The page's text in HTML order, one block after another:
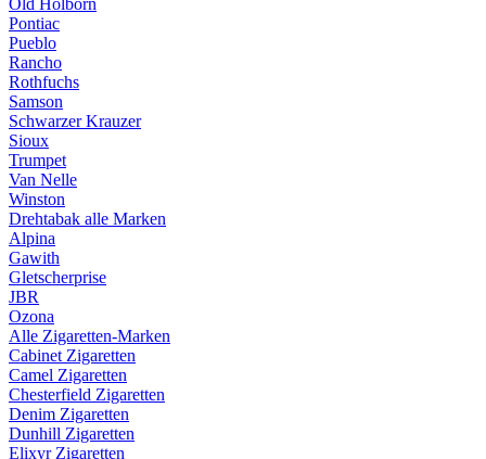
Old Holborn
Pontiac
Pueblo
Rancho
Rothfuchs
Samson
Schwarzer Krauzer
Sioux
Trumpet
Van Nelle
Winston
Drehtabak alle Marken
Alpina
Gawith
Gletscherprise
JBR
Ozona
Alle Zigaretten-Marken
Cabinet Zigaretten
Camel Zigaretten
Chesterfield Zigaretten
Denim Zigaretten
Dunhill Zigaretten
Elixyr Zigaretten